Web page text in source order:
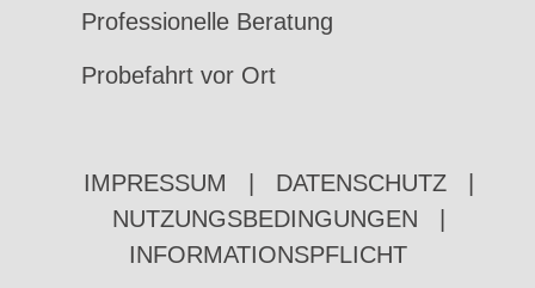
Professionelle Beratung
Probefahrt vor Ort
IMPRESSUM DATENSCHUTZ
NUTZUNGSBEDINGUNGEN
INFORMATIONSPFLICHT